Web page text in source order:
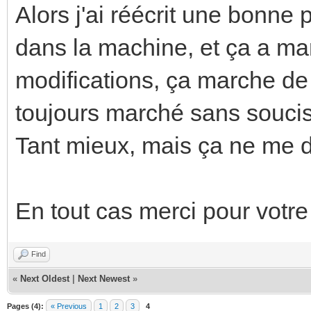
Alors j'ai réécrit une bonne
dans la machine, et ça a
modifications, ça marche
toujours marché sans
Tant mieux, mais ça ne me
En tout cas merci pour
Find
« Next Oldest Next Newest »
Pages (4): « Previous 1 2 3 4